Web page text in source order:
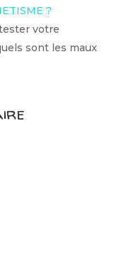
?
votre
sont les maux